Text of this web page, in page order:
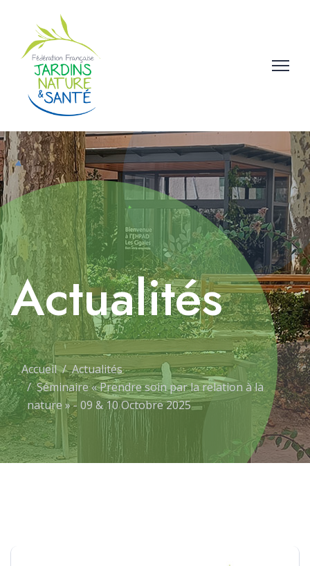
Actualités
Accueil
Actualités
Séminaire « Prendre soin par la relation à la
nature » - 09 & 10 Octobre 2025